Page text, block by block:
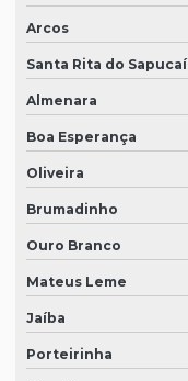
Arcos
Santa Rita do Sapucaí
Almenara
Boa Esperança
Oliveira
Brumadinho
Ouro Branco
Mateus Leme
Jaíba
Porteirinha